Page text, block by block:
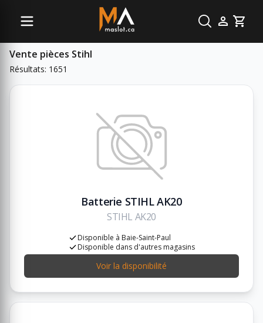
Cart
Sous-catégories
Vente pièces Stihl
Résultats: 1651
Batterie STIHL AK20
STIHL AK20
Disponible à Baie-Saint-Paul
Disponible dans d'autres magasins
Voir la disponibilité